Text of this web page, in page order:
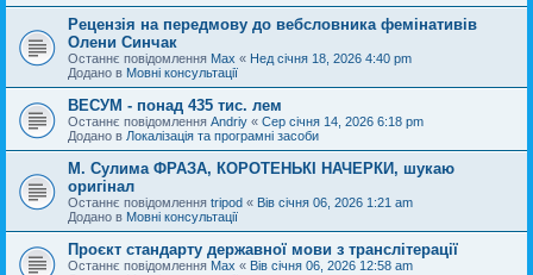
Рецензія на передмову до вебсловника фемінативів
Олени Синчак
Останнє повідомлення Max « Нед січня 18, 2026 4:40 pm
Додано в Мовні консультації
ВЕСУМ - понад 435 тис. лем
Останнє повідомлення Andriy « Сер січня 14, 2026 6:18 pm
Додано в Локалізація та програмні засоби
М. Сулима ФРАЗА, КОРОТЕНЬКІ НАЧЕРКИ, шукаю
оригінал
Останнє повідомлення tripod « Вів січня 06, 2026 1:21 am
Додано в Мовні консультації
Проєкт стандарту державної мови з транслітерації
Останнє повідомлення Max « Вів січня 06, 2026 12:58 am